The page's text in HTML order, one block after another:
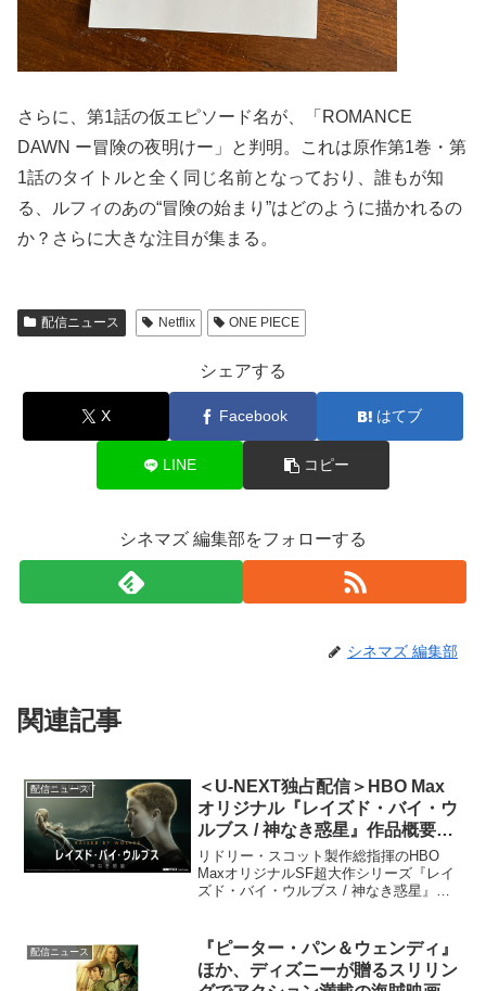
さらに、第1話の仮エピソード名が、「ROMANCE
DAWN ー冒険の夜明けー」と判明。これは原作第1巻・第
1話のタイトルと全く同じ名前となっており、誰もが知
る、ルフィのあの“冒険の始まり”はどのように描かれるの
か？さらに大きな注目が集まる。
配信ニュース Netflix ONE PIECE
シェアする
X Facebook はてブ
LINE コピー
シネマズ 編集部をフォローする
シネマズ 編集部
関連記事
配信ニュース
＜U-NEXT独占配信＞HBO Max
オリジナル『レイズド・バイ・ウ
ルブス / 神なき惑星』作品概要｜
吹替版には沢城みゆき、小林親
弘、諏訪部順一が集結
リドリー・スコット製作総指揮のHBO
MaxオリジナルSF超大作シリーズ『レイ
ズド・バイ・ウルブス / 神なき惑星』が
2021年3月30日にHBO Max及...
配信ニュース
『ピーター・パン＆ウェンディ』
ほか、ディズニーが贈るスリリン